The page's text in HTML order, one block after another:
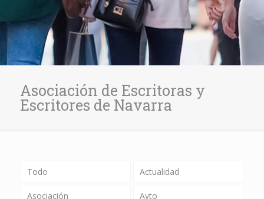
Asociación de Escritoras y
Escritores de Navarra
Todo Actualidad
Asociación Ayto